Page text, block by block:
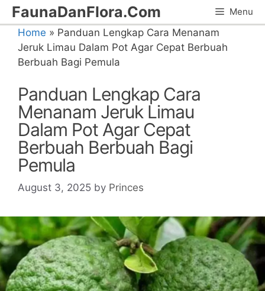
Skip
to
content
FaunaDanFlora.Com Menu
Home » Panduan Lengkap Cara Menanam
Jeruk Limau Dalam Pot Agar Cepat Berbuah
Berbuah Bagi Pemula
Panduan Lengkap Cara
Menanam Jeruk Limau
Dalam Pot Agar Cepat
Berbuah Berbuah Bagi
Pemula
August 3, 2025 by Princes